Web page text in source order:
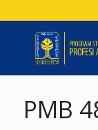
PMB